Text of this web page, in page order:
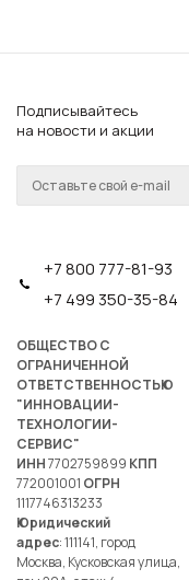
Подписывайтесь
на новости и акции
+7 800 777-81-93
+7 499 350-35-84
ОБЩЕСТВО С
ОГРАНИЧЕННОЙ
ОТВЕТСТВЕННОСТЬЮ
"ИННОВАЦИИ-
ТЕХНОЛОГИИ-
СЕРВИС"
ИНН7702759899 КПП
772001001 ОГРН
1117746313233
Юридический
адрес: 111141, город
Москва, Кусковская улица,